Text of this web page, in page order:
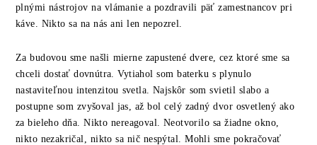
plnými nástrojov na vlámanie a pozdravili päť zamestnancov pri
káve. Nikto sa na nás ani len nepozrel.
Za budovou sme našli mierne zapustené dvere, cez ktoré sme sa
chceli dostať dovnútra. Vytiahol som baterku s plynulo
nastaviteľnou intenzitou svetla. Najskôr som svietil slabo a
postupne som zvyšoval jas, až bol celý zadný dvor osvetlený ako
za bieleho dňa. Nikto nereagoval. Neotvorilo sa žiadne okno,
nikto nezakričal, nikto sa nič nespýtal. Mohli sme pokračovať